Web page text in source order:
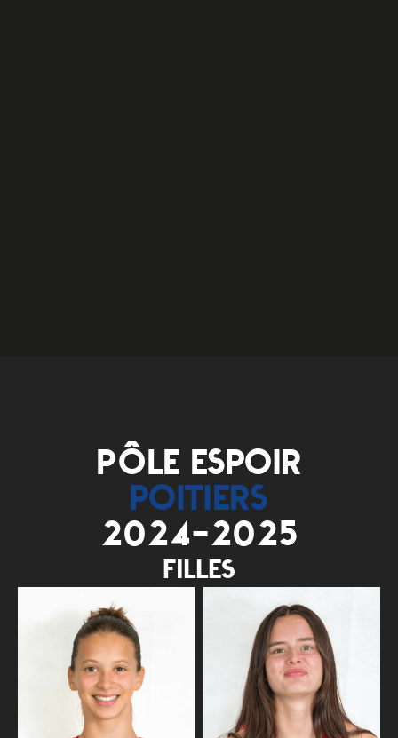
PÔLE ESPOIR
POITIERS
2024-2025
FILLES